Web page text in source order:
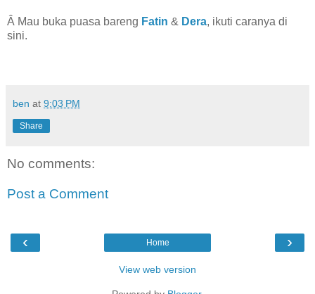
Â Mau buka puasa bareng Fatin & Dera, ikuti caranya di
sini.
ben at 9:03 PM
Share
No comments:
Post a Comment
‹ ›
Home
View web version